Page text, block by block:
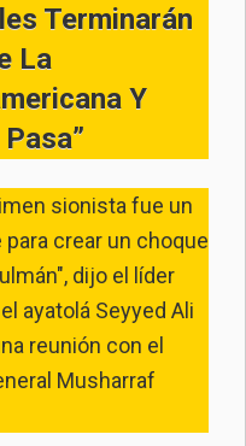
Terminarán
La
Y
sionista fue un
crear un choque
dijo el líder
ayatolá Seyyed Ali
reunión con el
Musharraf